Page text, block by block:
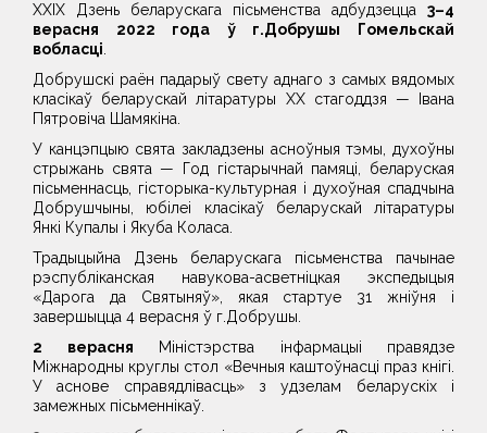
XXIX Дзень беларускага пісьменства адбудзецца 3–4
верасня 2022 года ў г.Добрушы Гомельскай
вобласці
Добрушскі раён падарыў свету аднаго з самых вядомых
класікаў беларускай літаратуры ХХ стагоддзя — Івана
Пятровіча Шамякіна.
У канцэпцыю свята закладзены асноўныя тэмы, духоўны
стрыжань свята — Год гістарычнай памяці, беларуская
пісьменнасць, гісторыка-культурная і духоўная спадчына
Добрушчыны, юбілеі класікаў беларускай літаратуры
Янкі Купалы і Якуба Коласа.
Традыцыйна Дзень беларускага пісьменства пачынае
рэспубліканская навукова-асветніцкая экспедыцыя
«Дарога да Святыняў», якая стартуе 31 жніўня і
завершыцца 4 верасня ў г.Добрушы.
2 верасня Міністэрства інфармацыі правядзе
Міжнародны круглы стол «Вечныя каштоўнасці праз кнігі.
У аснове справядлівасць» з удзелам беларускіх і
замежных пісьменнікаў.